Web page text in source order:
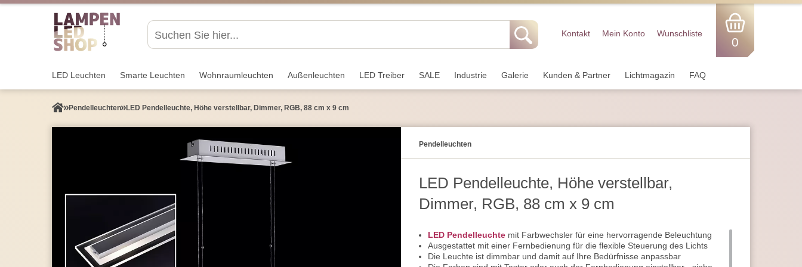
Kontakt Mein Konto Wunschliste
0
LED Leuchten Smarte Leuchten Wohnraum­leuchten Außen­leuchten LED Treiber SALE Industrie Galerie Kunden & Partner Lichtmagazin FAQ
Pendel­leuchten LED Pendelleuchte, Höhe verstellbar, Dimmer, RGB, 88 cm x 9 cm
Pendel­leuchten
LED Pendelleuchte, Höhe verstellbar,
Dimmer, RGB, 88 cm x 9 cm
LED Pendelleuchte mit Farbwechsler für eine hervorragende Beleuchtung
Ausgestattet mit einer Fernbedienung für die flexible Steuerung des Lichts
Die Leuchte ist dimmbar und damit auf Ihre Bedürfnisse anpassbar